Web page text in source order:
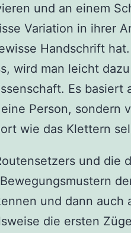
und an einem
Variation in ihrer
Handschrift
wird man leicht
Es basiert
Person, sondern
wie das Klettern
und die
und dann auch
die ersten